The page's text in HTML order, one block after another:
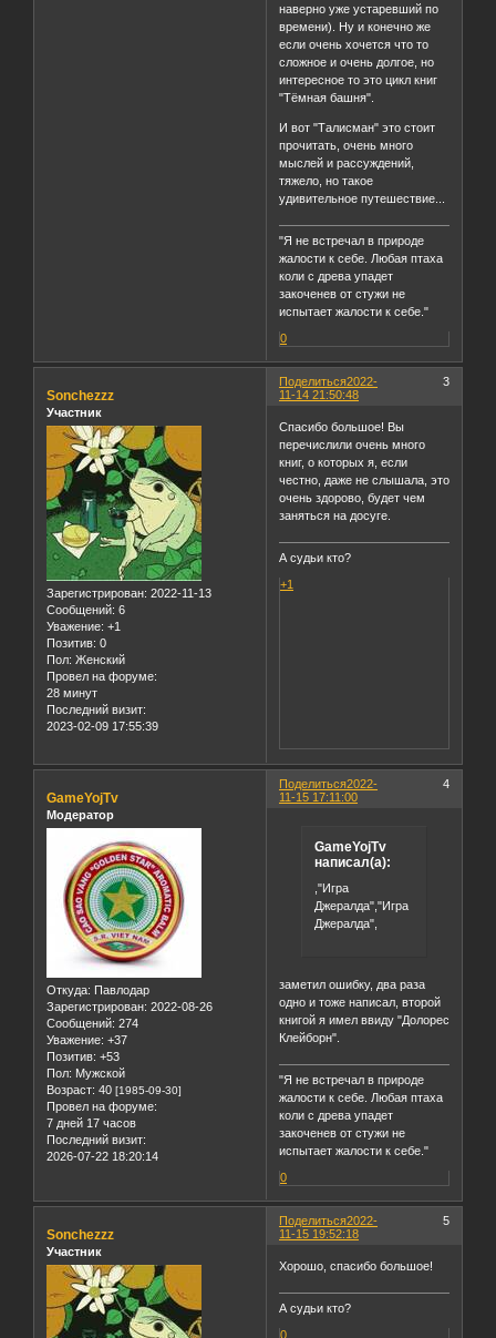
наверно уже устаревший по
времени). Ну и конечно же
если очень хочется что то
сложное и очень долгое, но
интересное то это цикл книг
"Тёмная башня".
И вот "Талисман" это стоит
прочитать, очень много
мыслей и рассуждений,
тяжело, но такое
удивительное путешествие...
"Я не встречал в природе
жалости к себе. Любая птаха
коли с древа упадет
закоченев от стужи не
испытает жалости к себе."
0
Поделиться 3
2022-
11-14 21:50:48
Sonchezzz
Участник
Зарегистрирован: 2022-11-13
Сообщений: 6
Уважение: +1
Позитив: 0
Пол: Женский
Провел на форуме:
28 минут
Последний визит:
2023-02-09 17:55:39
Спасибо большое! Вы
перечислили очень много
книг, о которых я, если
честно, даже не слышала, это
очень здорово, будет чем
заняться на досуге.
А судьи кто?
+1
Поделиться 4
2022-
11-15 17:11:00
GameYojTv
Модератор
Откуда: Павлодар
Зарегистрирован: 2022-08-26
Сообщений: 274
Уважение: +37
Позитив: +53
Пол: Мужской
Возраст: 40 [1985-09-30]
Провел на форуме:
7 дней 17 часов
Последний визит:
2026-07-22 18:20:14
GameYojTv
написал(а):
,"Игра
Джералда","Игра
Джералда",
заметил ошибку, два раза
одно и тоже написал, второй
книгой я имел ввиду "Долорес
Клейборн".
"Я не встречал в природе
жалости к себе. Любая птаха
коли с древа упадет
закоченев от стужи не
испытает жалости к себе."
0
Поделиться 5
2022-
11-15 19:52:18
Sonchezzz
Участник
Хорошо, спасибо большое!
А судьи кто?
0